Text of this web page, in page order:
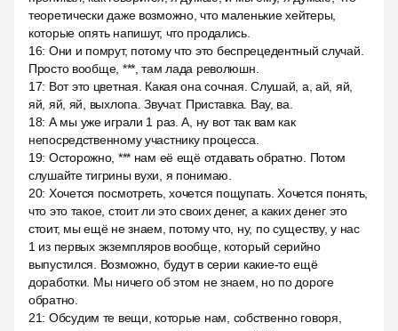
теоретически даже возможно, что маленькие хейтеры,
которые опять напишут, что продались.
16: Они и помрут, потому что это беспрецедентный случай.
Просто вообще, ***, там лада революшн.
17: Вот это цветная. Какая она сочная. Слушай, а, ай, яй,
яй, яй, яй, выхлопа. Звучат. Приставка. Вау, ва.
18: А мы уже играли 1 раз. А, ну вот так вам как
непосредственному участнику процесса.
19: Осторожно, *** нам её ещё отдавать обратно. Потом
слушайте тигрины вухи, я понимаю.
20: Хочется посмотреть, хочется пощупать. Хочется понять,
что это такое, стоит ли это своих денег, а каких денег это
стоит, мы ещё не знаем, потому что, ну, по существу, у нас
1 из первых экземпляров вообще, который серийно
выпустился. Возможно, будут в серии какие-то ещё
доработки. Мы ничего об этом не знаем, но по дороге
обратно.
21: Обсудим те вещи, которые нам, собственно говоря,